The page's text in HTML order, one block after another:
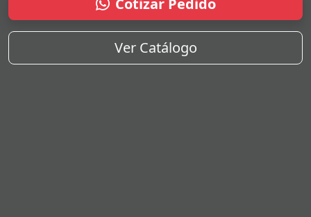
Ver Catálogo